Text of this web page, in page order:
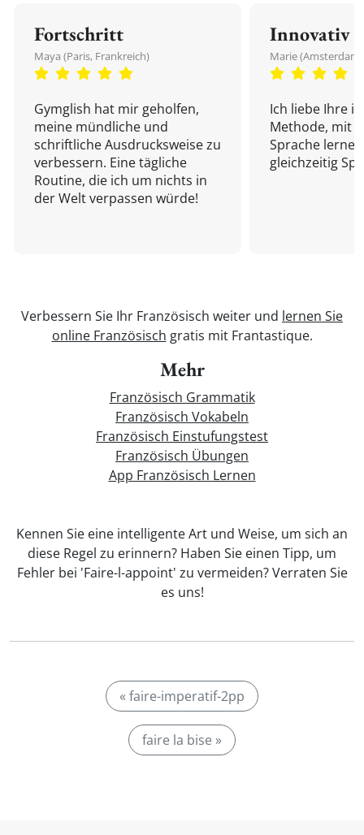
Fortschritt
Maya (Paris, Frankreich)
Gymglish hat mir geholfen,
meine mündliche und
schriftliche Ausdrucksweise zu
verbessern. Eine tägliche
Routine, die ich um nichts in
der Welt verpassen würde!
Innovativ
Marie
Ich liebe Ihre
Methode, mit
Sprache
gleichzeitig
Verbessern Sie Ihr Französisch weiter und lernen Sie
online Französisch gratis mit Frantastique.
Mehr
Französisch Grammatik
Französisch Vokabeln
Französisch Einstufungstest
Französisch Übungen
App Französisch Lernen
Kennen Sie eine intelligente Art und Weise, um sich an
diese Regel zu erinnern? Haben Sie einen Tipp, um
Fehler bei 'Faire-l-appoint' zu vermeiden? Verraten Sie
es uns!
« faire-imperatif-2pp
faire la bise »